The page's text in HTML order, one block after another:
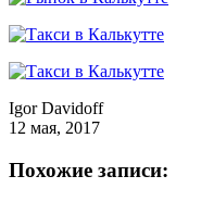
Igor Davidoff
12 мая, 2017
Похожие записи: